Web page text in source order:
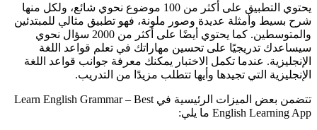
يحتوي التطبيق على أكثر من 100 موضوع نحوي شائع، ولكل منها
شرح بسيط وأمثلة عديدة وصور ملونة، فهو تطبيق مثالي للمبتدئين
والمتوسطين. كما يحتوي أيضًا على أكثر من 2000 سؤال نحوي
سيساعدك تدريجيًا على تحسين مهاراتك في تعلم قواعد اللغة
الإنجليزية. عندما تكمل الاختبار يمكنك معرفة جوانب قواعد اللغة
الإنجليزية التي تجيدها وأيها تتطلب مزيدًا من التدريب.
تتضمن بعض الميزات الرئيسية في Learn English Grammar – Best
English Learning App ما يلي: